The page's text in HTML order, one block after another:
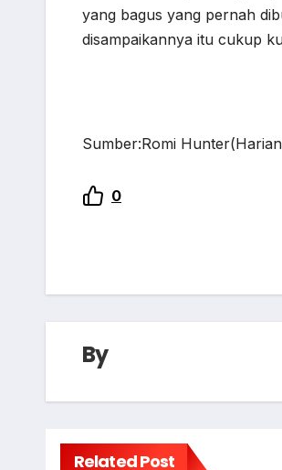
yang bagus yang pernah
disampaikannya itu cukup
Sumber:Romi
0
By
Related Post